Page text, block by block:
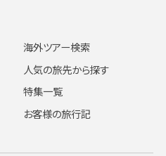
海外ツアー検索
人気の旅先から探す
特集一覧
お客様の旅行記